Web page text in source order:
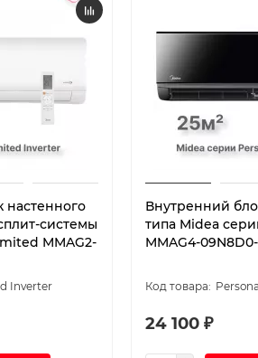
настенного
системы
MMAG2-
Inverter
Внутренний
типа Midea
MMAG4-
Persona
24 100 ₽